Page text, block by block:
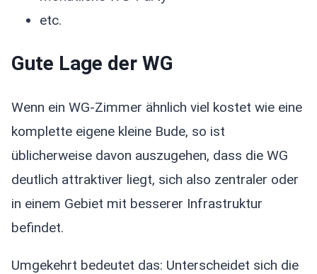
etc.
Gute Lage der WG
Wenn ein WG-Zimmer ähnlich viel kostet wie eine
komplette eigene kleine Bude, so ist
üblicherweise davon auszugehen, dass die WG
deutlich attraktiver liegt, sich also zentraler oder
in einem Gebiet mit besserer Infrastruktur
befindet.
Umgekehrt bedeutet das: Unterscheidet sich die